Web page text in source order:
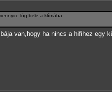
lóg bele a klímába.
van,hogy ha nincs a hifihez egy